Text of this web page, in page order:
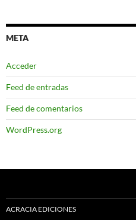
META
Acceder
Feed de entradas
Feed de comentarios
WordPress.org
ACRACIA EDICIONES